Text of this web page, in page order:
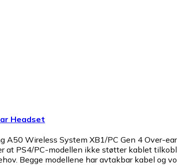
Headset
Wireless System XB1/PC Gen 4 Over-
at PS4/PC-modellen ikke støtter kablet
Begge modellene har avtakbar kabel og